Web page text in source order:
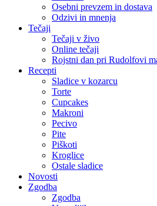
Osebni prevzem in dostava
Odzivi in mnenja
Tečaji
Tečaji v živo
Online tečaji
Rojstni dan pri Rudolfovi
Recepti
Sladice v kozarcu
Torte
Cupcakes
Makroni
Pecivo
Pite
Piškoti
Kroglice
Ostale sladice
Novosti
Zgodba
Zgodba